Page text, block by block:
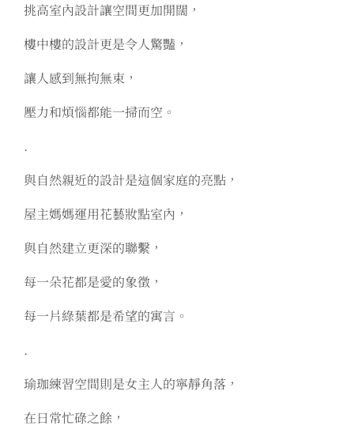
挑高室內設計讓空間更加開闊，
樓中樓的設計更是令人驚豔，
讓人感到無拘無束，
壓力和煩惱都能一掃而空。
.
與自然親近的設計是這個家庭的亮點，
屋主媽媽運用花藝妝點室內，
與自然建立更深的聯繫，
每一朵花都是愛的象徵，
每一片綠葉都是希望的寓言。
.
瑜珈練習空間則是女主人的寧靜角落，
在日常忙碌之餘，